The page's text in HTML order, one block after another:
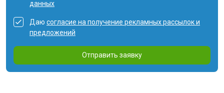
данных
Даю согласие на получение рекламных рассылок и
предложений
Отправить заявку